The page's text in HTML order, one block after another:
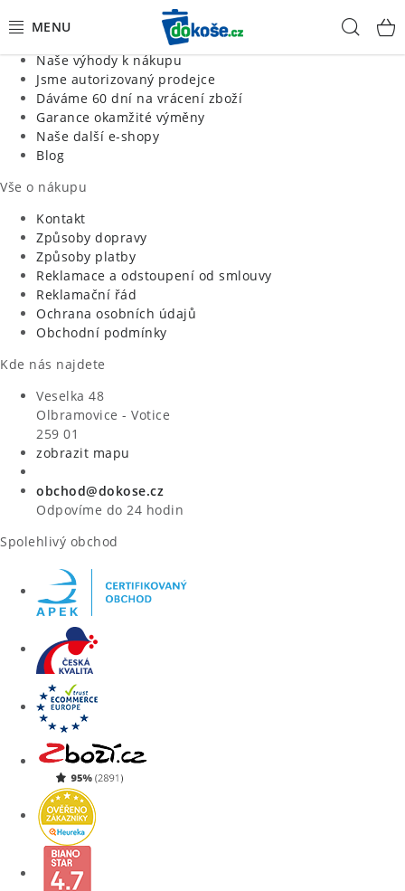
Jsme tradiční česká firma
Naše výhody k nákupu
Jsme autorizovaný prodejce
Dáváme 60 dní na vrácení zboží
Garance okamžité výměny
Naše další e-shopy
Blog
Vše o nákupu
Kontakt
Způsoby dopravy
Způsoby platby
Reklamace a odstoupení od smlouvy
Reklamační řád
Ochrana osobních údajů
Obchodní podmínky
Kde nás najdete
Veselka 48
Olbramovice - Votice
259 01
zobrazit mapu
obchod@dokose.cz
Odpovíme do 24 hodin
Spolehlivý obchod
KOŠE
SÁČKY
KUCHYNĚ
ORGANIZACE
DOMÁCNOST
ÚKLID
VÝPRODEJ
ZNAČKY
Úvod Kontakt Blog
Moje objednávka